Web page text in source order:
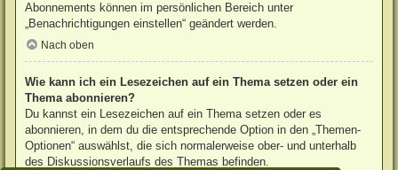
Abonnements können im persönlichen Bereich unter
„Benachrichtigungen einstellen“ geändert werden.
Nach oben
Wie kann ich ein Lesezeichen auf ein Thema setzen oder ein
Thema abonnieren?
Du kannst ein Lesezeichen auf ein Thema setzen oder es
abonnieren, in dem du die entsprechende Option in den „Themen-
Optionen“ auswählst, die sich normalerweise ober- und unterhalb
des Diskussionsverlaufs des Themas befinden.